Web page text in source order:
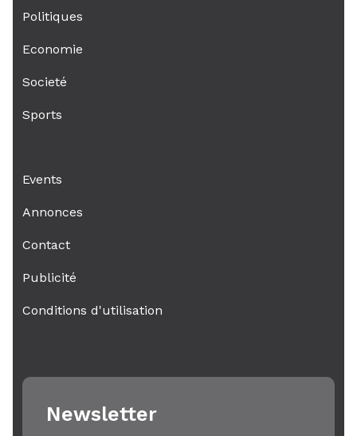
Politiques
Economie
Societé
Sports
Events
Annonces
Contact
Publicité
Conditions d'utilisation
Newsletter